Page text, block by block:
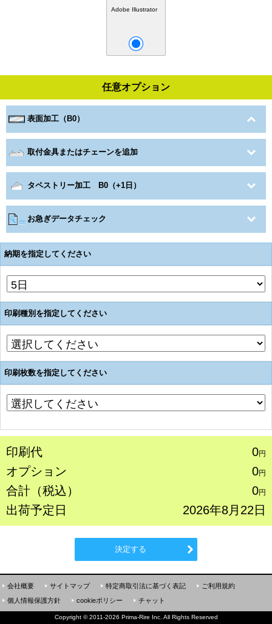
Adobe Illustrator
任意オプション
表面加工（B0）
取付金具またはチェーンを追加
タペストリー加工 B0（+1日）
お急ぎデータチェック
納期を指定してください
印刷種別を指定してください
印刷枚数を指定してください
印刷代 0円
オプション 0円
合計（税込） 0円
出荷予定日 2026年8月22日
決定する
会社概要 サイトマップ 特定商取引法に基づく表記
ご利用規約
個人情報保護方針
cookieポリシー チャット
Copyright ©2011-2026 Prima-Rire Inc. All Rights Reserved